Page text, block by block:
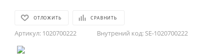
ОТЛОЖИТЬ СРАВНИТЬ
Артикул: 1020700222 Внутрений код: SE-1020700222